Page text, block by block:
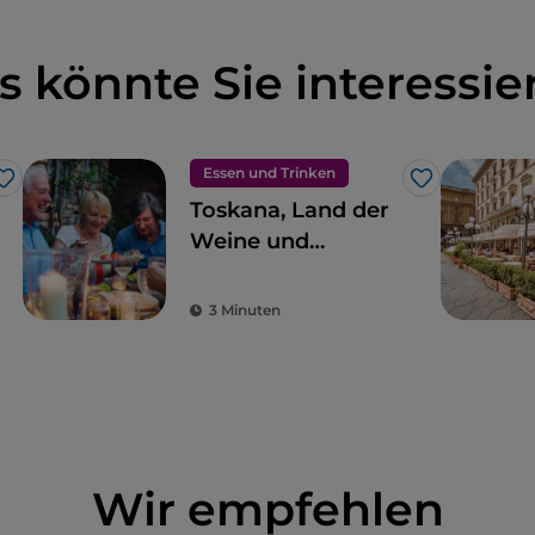
könnte Sie
Like
Essen und Trinken
Like
Toskana, Land der
Weine und
Speisen
3 Minuten
Wir empfehlen